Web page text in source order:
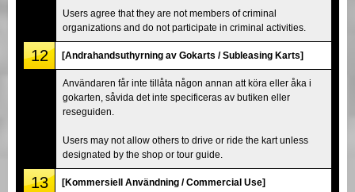
Users agree that they are not members of criminal
organizations and do not participate in criminal activities.
12 [Andrahandsuthyrning av Gokarts / Subleasing Karts]
Användaren får inte tillåta någon annan att köra eller åka i
gokarten, såvida det inte specificeras av butiken eller
reseguiden.
Users may not allow others to drive or ride the kart unless
designated by the shop or tour guide.
13 [Kommersiell Användning / Commercial Use]